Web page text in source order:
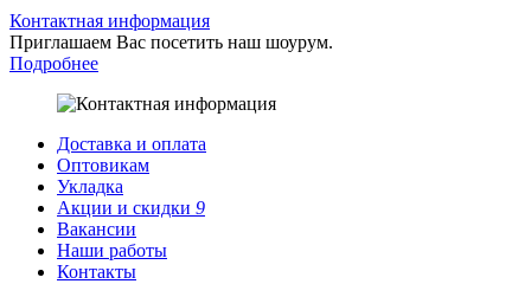
Контактная информация
Приглашаем Вас посетить наш шоурум.
Подробнее
Доставка и оплата
Оптовикам
Укладка
Акции и скидки 9
Вакансии
Наши работы
Контакты